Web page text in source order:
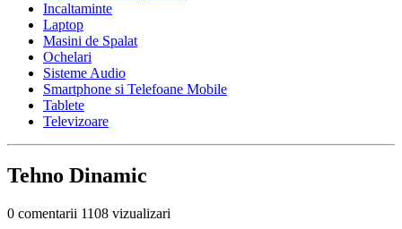
Incaltaminte
Laptop
Masini de Spalat
Ochelari
Sisteme Audio
Smartphone si Telefoane Mobile
Tablete
Televizoare
Tehno Dinamic
0 comentarii 1108 vizualizari